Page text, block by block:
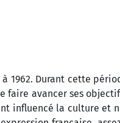
1962. Durant cette
avancer ses
influencé la culture